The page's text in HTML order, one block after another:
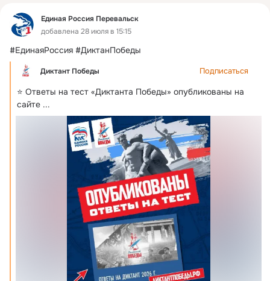
Единая Россия Перевальск
добавлена 28 июля в 15:15
#ЕдинаяРоссия #ДиктанПобеды
Диктант Победы Подписаться
⭐️ Ответы на тест «Диктанта Победы» опубликованы на
сайте ...